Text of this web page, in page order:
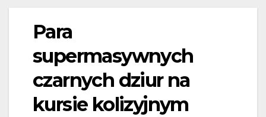
Para
supermasywnych
czarnych dziur na
kursie kolizyjnym